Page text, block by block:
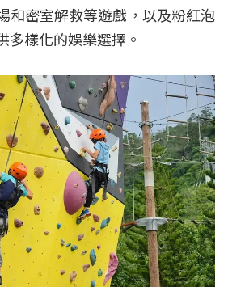
和密室解救等遊戲，以及粉紅泡
多樣化的娛樂選擇。